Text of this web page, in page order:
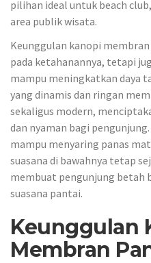
pilihan ideal untuk beach
area publik wisata.
Keunggulan kanopi
pada ketahanannya, tetapi
mampu meningkatkan daya
yang dinamis dan ringan
sekaligus modern,
dan nyaman bagi
mampu menyaring panas
suasana di bawahnya tetap
membuat pengunjung
suasana pantai.
Keunggulan
Membran